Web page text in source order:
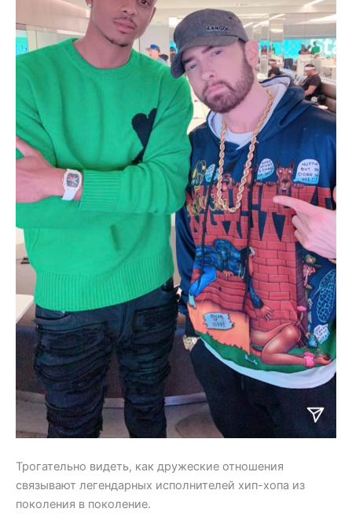
Трогательно видеть, как дружеские отношения
связывают легендарных исполнителей хип-хопа из
поколения в поколение.